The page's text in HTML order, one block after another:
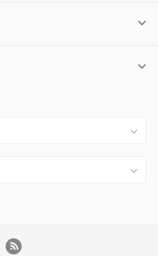
EN NIEUWS.